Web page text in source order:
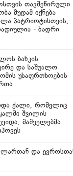
თავშეწირული
მუდამ იქნება
პატრიოტისთვის,
- ბადრი
ბანკის
და საშუალო
უსაფრთხოების
ქალი, რომელიც
შვილის
მაშველებმა
და